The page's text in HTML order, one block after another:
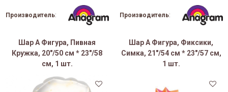
Производитель: Производитель:
Шар А Фигура, Пивная
Кружка, 20"/50 см * 23"/58
см, 1 шт.
Шар А Фигура, Фиксики,
Симка, 21"/54 см * 23"/57 см,
1 шт.